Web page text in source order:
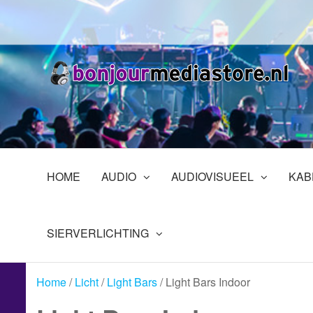
de
inhoud
in
HOME AUDIO AUDIOVISUEEL
SIERVERLICHTING
Home/Licht/Light Bars/ Light Bars Indoor